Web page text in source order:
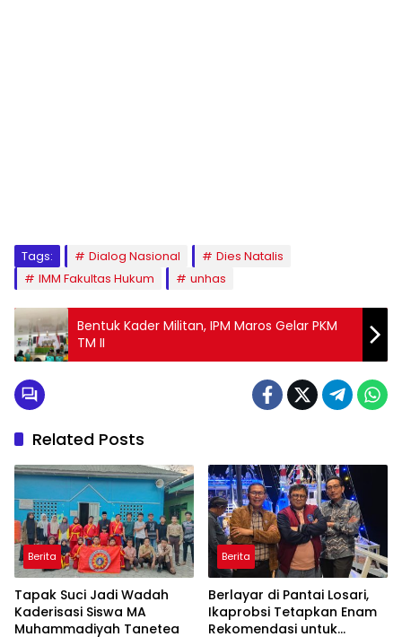
Tags: Dialog Nasional
Dies Natalis
IMM Fakultas Hukum
unhas
Bentuk Kader Militan, IPM Maros Gelar PKM
TM II
Related Posts
Berita
Tapak Suci Jadi Wadah
Kaderisasi Siswa MA
Muhammadiyah Tanetea
Berita
Berlayar di Pantai Losari,
Ikaprobsi Tetapkan Enam
Rekomendasi untuk